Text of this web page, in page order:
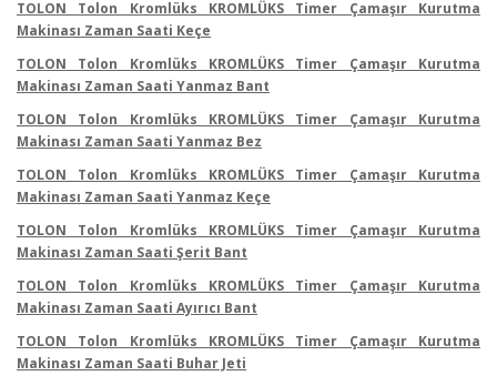
TOLON Tolon Kromlüks KROMLÜKS Timer Çamaşır Kurutma
Makinası Zaman Saati Keçe
TOLON Tolon Kromlüks KROMLÜKS Timer Çamaşır Kurutma
Makinası Zaman Saati Yanmaz Bant
TOLON Tolon Kromlüks KROMLÜKS Timer Çamaşır Kurutma
Makinası Zaman Saati Yanmaz Bez
TOLON Tolon Kromlüks KROMLÜKS Timer Çamaşır Kurutma
Makinası Zaman Saati Yanmaz Keçe
TOLON Tolon Kromlüks KROMLÜKS Timer Çamaşır Kurutma
Makinası Zaman Saati Şerit Bant
TOLON Tolon Kromlüks KROMLÜKS Timer Çamaşır Kurutma
Makinası Zaman Saati Ayırıcı Bant
TOLON Tolon Kromlüks KROMLÜKS Timer Çamaşır Kurutma
Makinası Zaman Saati Buhar Jeti